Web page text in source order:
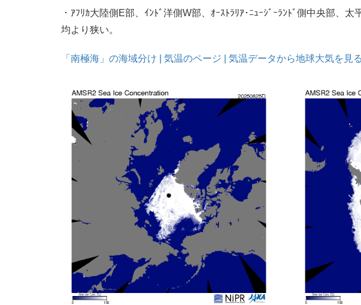
・ｱﾌﾘｶ大陸側E部、ｲﾝﾄﾞ洋側W部、ｵｰｽﾄﾗﾘｱ･ﾆｭｰｼﾞｰﾗﾝﾄﾞ側中央部、
均より狭い。
「南極海」の海域分け | 気温のページ | 気温データから地球大気を見